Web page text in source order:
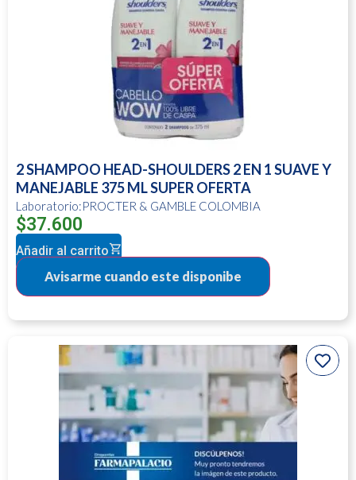
2 SHAMPOO HEAD-SHOULDERS 2 EN 1 SUAVE Y
MANEJABLE 375 ML SUPER OFERTA
Laboratorio:PROCTER & GAMBLE COLOMBIA
$37.600
Añadir al carrito